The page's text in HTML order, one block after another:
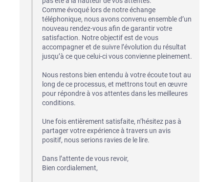
Comme évoqué lors de notre échange
téléphonique, nous avons convenu ensemble d’un
nouveau rendez-vous afin de garantir votre
satisfaction. Notre objectif est de vous
accompagner et de suivre l’évolution du résultat
jusqu’à ce que celui-ci vous convienne pleinement.
Nous restons bien entendu à votre écoute tout au
long de ce processus, et mettrons tout en œuvre
pour répondre à vos attentes dans les meilleures
conditions.
Une fois entièrement satisfaite, n’hésitez pas à
partager votre expérience à travers un avis
positif, nous serions ravies de le lire.
Dans l’attente de vous revoir,
Bien cordialement,